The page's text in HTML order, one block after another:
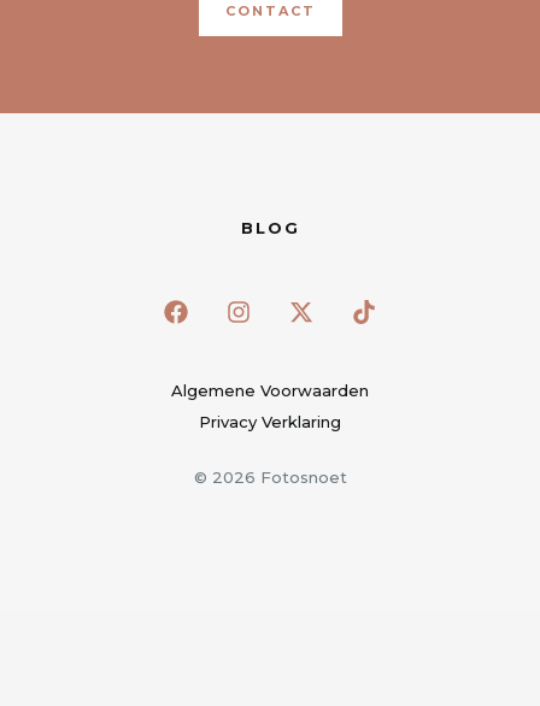
CONTACT
BLOG
Algemene Voorwaarden
Privacy Verklaring
© 2026 Fotosnoet